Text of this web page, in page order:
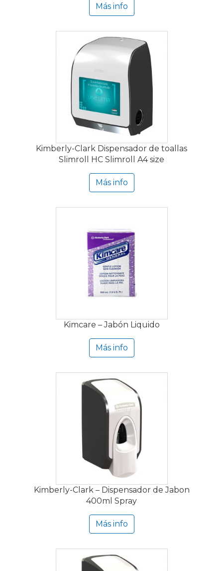
Más info
Kimberly-Clark Dispensador de toallas
Slimroll HC Slimroll A4 size
Más info
Kimcare – Jabón Liquido
Más info
Kimberly-Clark – Dispensador de Jabon
400ml Spray
Más info